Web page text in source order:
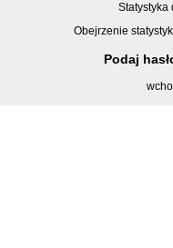
Obejrzenie
Podaj